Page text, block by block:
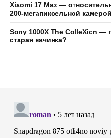
Xiaomi 17 Max —
200-мегапиксельной
Sony 1000X The ColleXion —
старая начинка?